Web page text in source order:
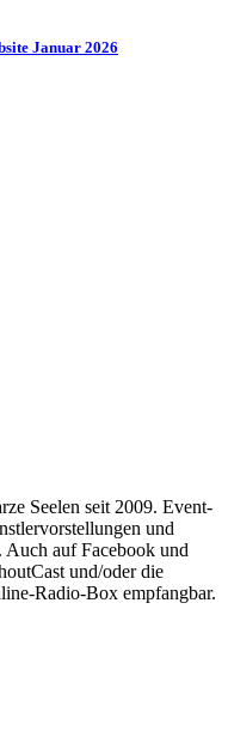
Januar 2026
Seelen seit 2009. Event-
und
Auch auf Facebook und
und/oder die
Radio-Box empfangbar.